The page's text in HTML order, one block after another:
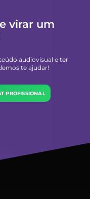
virar um
audiovisual e ter
te ajudar!
PROFISSIONAL